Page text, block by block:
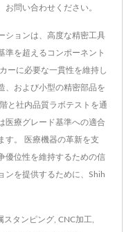
問い合わせください。
ションは、高度な精密工具
準を超えるコンポーネント
ーに必要な一貫性を維持し
、および小型の精密部品を
と社内品質ラボテストを通
医療グレード基準への適合
す。 医療機器の革新を支
優位性を維持するための信
ンを提供するために、Shih
スタンピング CNC加工